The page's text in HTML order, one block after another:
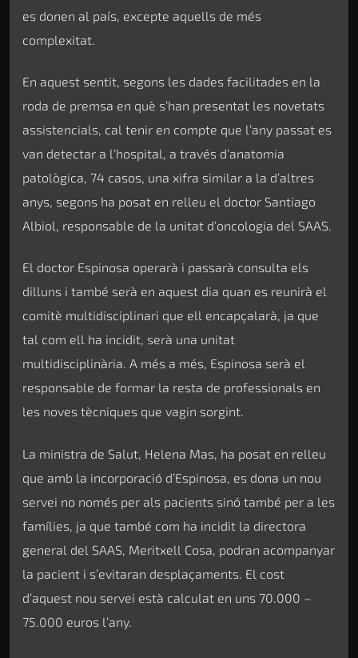
es donen al país, excepte aquells de més
complexitat.
En aquest sentit, segons les dades facilitades en la
roda de premsa en què s’han presentat les novetats
assistencials, cal tenir en compte que l’any passat es
van detectar a l’hospital, a través d’anatomia
patològica, 74 casos, una xifra similar a la d’altres
anys, segons ha posat en relleu el doctor Santiago
Albiol, responsable de la unitat d’oncologia del SAAS.
El doctor Espinosa operarà i passarà consulta els
dilluns i també serà en aquest dia quan es reunirà el
comitè multidisciplinari que ell encapçalarà, ja que
tal com ell ha incidit, serà una unitat
multidisciplinària. A més a més, Espinosa serà el
responsable de formar la resta de professionals en
les noves tècniques que vagin sorgint.
La ministra de Salut, Helena Mas, ha posat en relleu
que amb la incorporació d’Espinosa, es dona un nou
servei no només per als pacients sinó també per a les
famílies, ja que també com ha incidit la directora
general del SAAS, Meritxell Cosa, podran acompanyar
la pacient i s’evitaran desplaçaments. El cost
d’aquest nou servei està calculat en uns 70.000 –
75.000 euros l’any.